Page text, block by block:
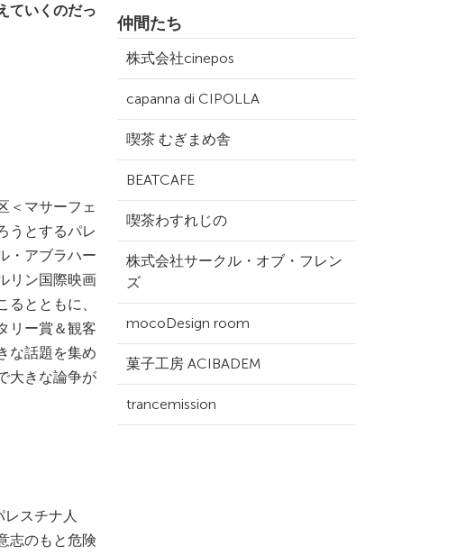
ていくのだっ
＜マサーフェ
うとするパレ
・アブラハー
リン国際映画
とともに、
リー賞＆観客
な話題を集め
大きな論争が
スチナ人
志のもと危険
仲間たち
株式会社cinepos
capanna di CIPOLLA
喫茶 むぎまめ舎
BEATCAFE
喫茶わすれじの
株式会社サークル・オブ・フレン
ズ
mocoDesign room
菓子工房 ACIBADEM
trancemission